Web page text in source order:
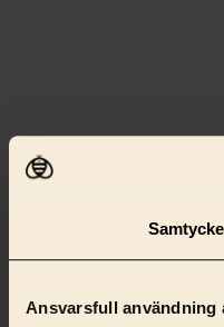
Samtycke
Ansvarsfull användning